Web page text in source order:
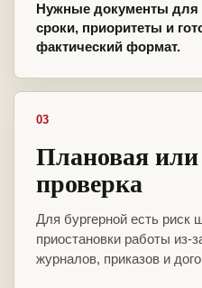
Нужные документы для
сроки, приоритеты и
фактический формат.
03
Плановая
проверка
Для бургерной есть риск
приостановки работы из-
журналов, приказов и